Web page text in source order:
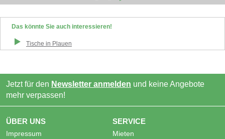
Das könnte Sie auch interessieren!
Tische in Plauen
Jetzt für den Newsletter anmelden und keine Angebote
mehr verpassen!
ÜBER UNS
Impressum
SERVICE
Mieten